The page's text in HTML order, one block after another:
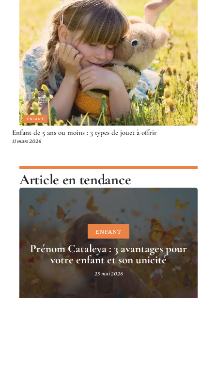
ENFANT
Enfant de 5 ans ou moins : 3 types de jouet à offrir
11 mars 2026
Article en tendance
ENFANT
Prénom Cataleya : 3 avantages pour
votre enfant et son unicité
25 mai 2026